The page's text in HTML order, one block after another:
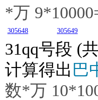
*万 9
305648 305649
31qq号段 (
计算得出 巴
数*万